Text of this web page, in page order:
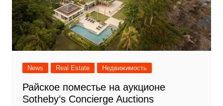
News Real Estate Недвижимость
Райское поместье на аукционе
Sotheby’s Concierge Auctions